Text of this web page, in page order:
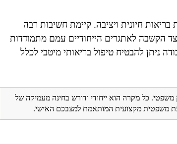
חיונית ויציבה. קיימת חשיבות רבה
הקשבה לאתגרים הייחודיים עמם מתמודדות
ניתן להבטיח טיפול בריאותי מיטבי לכלל
משפטי. כל מקרה הוא ייחודי ודורש בחינה מעמיקה של
משפטית מקצועית המותאמת למצבכם האישי.